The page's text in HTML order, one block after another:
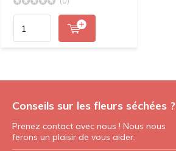
Conseils sur les fleurs séchées ?
Prenez contact avec nous ! Nous nous
ferons un plaisir de vous aider.